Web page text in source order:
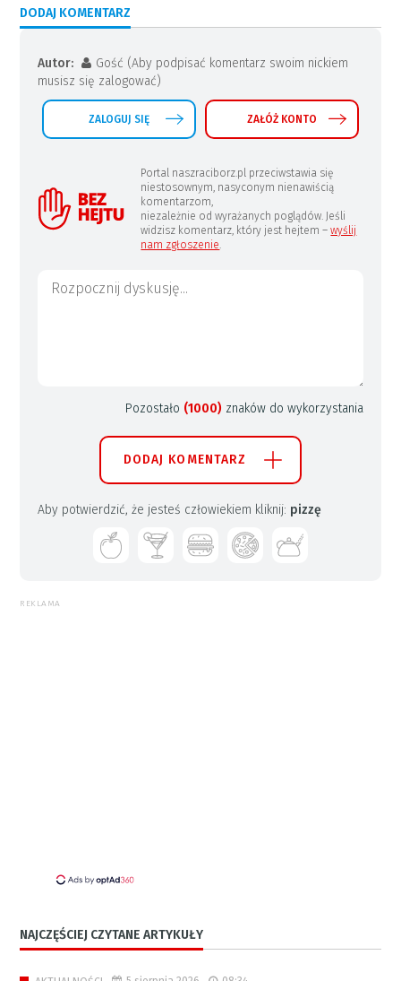
DODAJ KOMENTARZ
Autor:
Gość (Aby podpisać komentarz swoim nickiem
musisz się zalogować)
ZALOGUJ SIĘ ZAŁÓŻ KONTO
Portal naszraciborz.pl przeciwstawia się
niestosownym, nasyconym nienawiścią
komentarzom,
niezależnie od wyrażanych poglądów. Jeśli
widzisz komentarz, który jest hejtem –wyślij
nam zgłoszenie.
Pozostało (1000) znaków do wykorzystania
DODAJ KOMENTARZ
Aby potwierdzić, że jesteś człowiekiem kliknij: pizzę
REKLAMA
NAJCZĘŚCIEJ CZYTANE ARTYKUŁY